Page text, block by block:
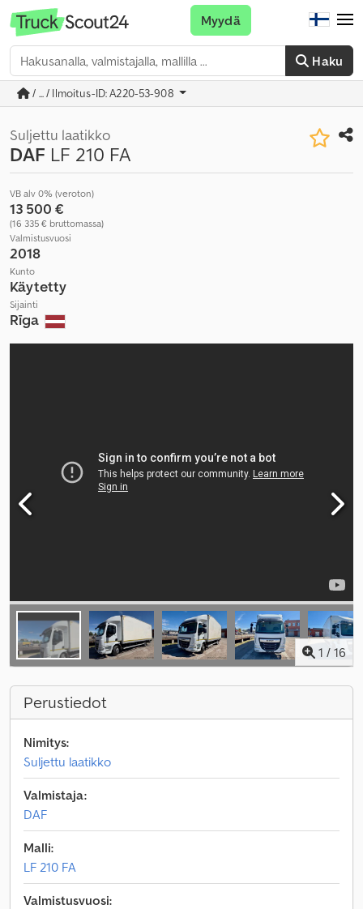
Haku
Myydä
/ ... / Ilmoitus-ID: A220-53-908
Suljettu laatikko
DAF LF 210 FA
VB alv 0% (veroton)
13 500 €
(16 335 € bruttomassa)
Valmistusvuosi
2018
Kunto
Käytetty
Sijainti
Rīga
1 / 16
Perustiedot
Nimitys:
Suljettu laatikko
Valmistaja:
DAF
Malli:
LF 210 FA
Valmistusvuosi: